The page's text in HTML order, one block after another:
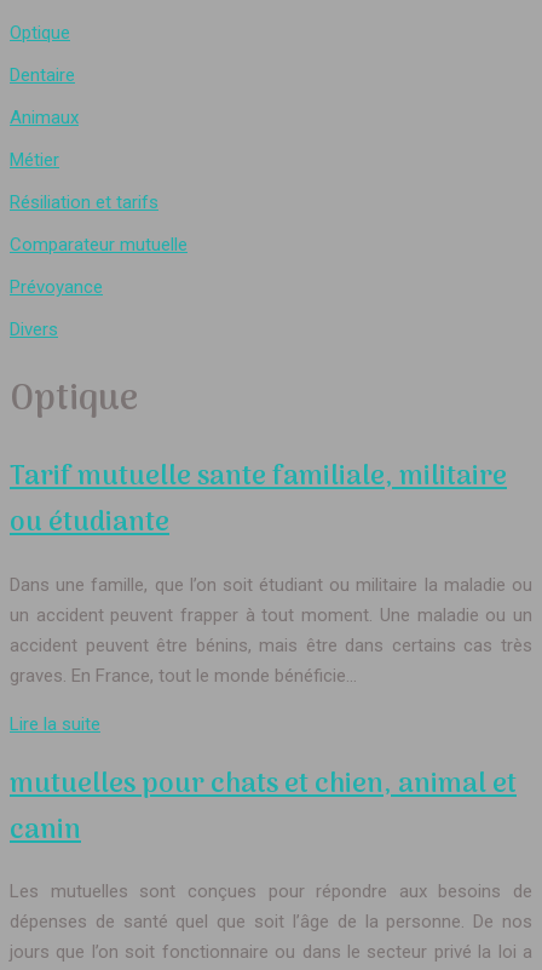
Optique
Dentaire
Animaux
Métier
Résiliation et tarifs
Comparateur mutuelle
Prévoyance
Divers
Optique
Tarif mutuelle sante familiale, militaire
ou étudiante
Dans une famille, que l’on soit étudiant ou militaire la maladie ou
un accident peuvent frapper à tout moment. Une maladie ou un
accident peuvent être bénins, mais être dans certains cas très
graves. En France, tout le monde bénéficie…
Lire la suite
mutuelles pour chats et chien, animal et
canin
Les mutuelles sont conçues pour répondre aux besoins de
dépenses de santé quel que soit l’âge de la personne. De nos
jours que l’on soit fonctionnaire ou dans le secteur privé la loi a